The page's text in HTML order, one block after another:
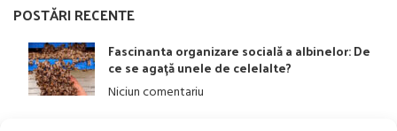
POSTĂRI RECENTE
Fascinanta organizare socială a albinelor: De
ce se agață unele de celelalte?
Niciun comentariu